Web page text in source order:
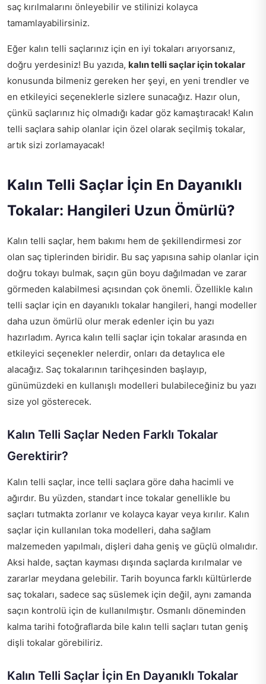
saç kırılmalarını önleyebilir ve stilinizi kolayca
tamamlayabilirsiniz.
Eğer kalın telli saçlarınız için en iyi tokaları arıyorsanız,
doğru yerdesiniz! Bu yazıda, kalın telli saçlar için tokalar
konusunda bilmeniz gereken her şeyi, en yeni trendler ve
en etkileyici seçeneklerle sizlere sunacağız. Hazır olun,
çünkü saçlarınız hiç olmadığı kadar göz kamaştıracak! Kalın
telli saçlara sahip olanlar için özel olarak seçilmiş tokalar,
artık sizi zorlamayacak!
Kalın Telli Saçlar İçin En Dayanıklı
Tokalar: Hangileri Uzun Ömürlü?
Kalın telli saçlar, hem bakımı hem de şekillendirmesi zor
olan saç tiplerinden biridir. Bu saç yapısına sahip olanlar için
doğru tokayı bulmak, saçın gün boyu dağılmadan ve zarar
görmeden kalabilmesi açısından çok önemli. Özellikle kalın
telli saçlar için en dayanıklı tokalar hangileri, hangi modeller
daha uzun ömürlü olur merak edenler için bu yazı
hazırladım. Ayrıca kalın telli saçlar için tokalar arasında en
etkileyici seçenekler nelerdir, onları da detaylıca ele
alacağız. Saç tokalarının tarihçesinden başlayıp,
günümüzdeki en kullanışlı modelleri bulabileceğiniz bu yazı
size yol gösterecek.
Kalın Telli Saçlar Neden Farklı Tokalar
Gerektirir?
Kalın telli saçlar, ince telli saçlara göre daha hacimli ve
ağırdır. Bu yüzden, standart ince tokalar genellikle bu
saçları tutmakta zorlanır ve kolayca kayar veya kırılır. Kalın
saçlar için kullanılan toka modelleri, daha sağlam
malzemeden yapılmalı, dişleri daha geniş ve güçlü olmalıdır.
Aksi halde, saçtan kayması dışında saçlarda kırılmalar ve
zararlar meydana gelebilir. Tarih boyunca farklı kültürlerde
saç tokaları, sadece saç süslemek için değil, aynı zamanda
saçın kontrolü için de kullanılmıştır. Osmanlı döneminden
kalma tarihi fotoğraflarda bile kalın telli saçları tutan geniş
dişli tokalar görebiliriz.
Kalın Telli Saçlar İçin En Dayanıklı Tokalar